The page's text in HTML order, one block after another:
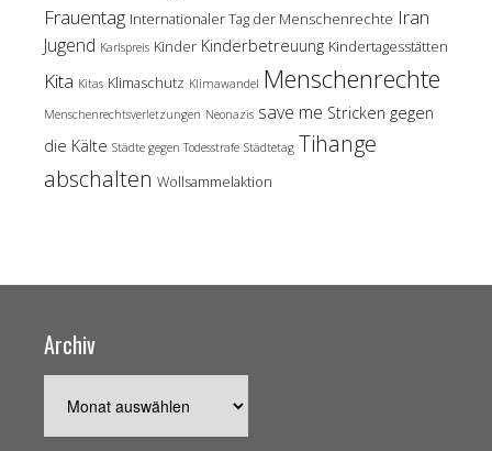
Frauentag Internationaler Tag der Menschenrechte Iran
Jugend Karlspreis Kinder Kinderbetreuung Kindertagesstätten
Kita Kitas Klimaschutz Klimawandel Menschenrechte
Menschenrechtsverletzungen Neonazis save me Stricken gegen
die Kälte Städte gegen Todesstrafe Städtetag Tihange
abschalten Wollsammelaktion
Archiv